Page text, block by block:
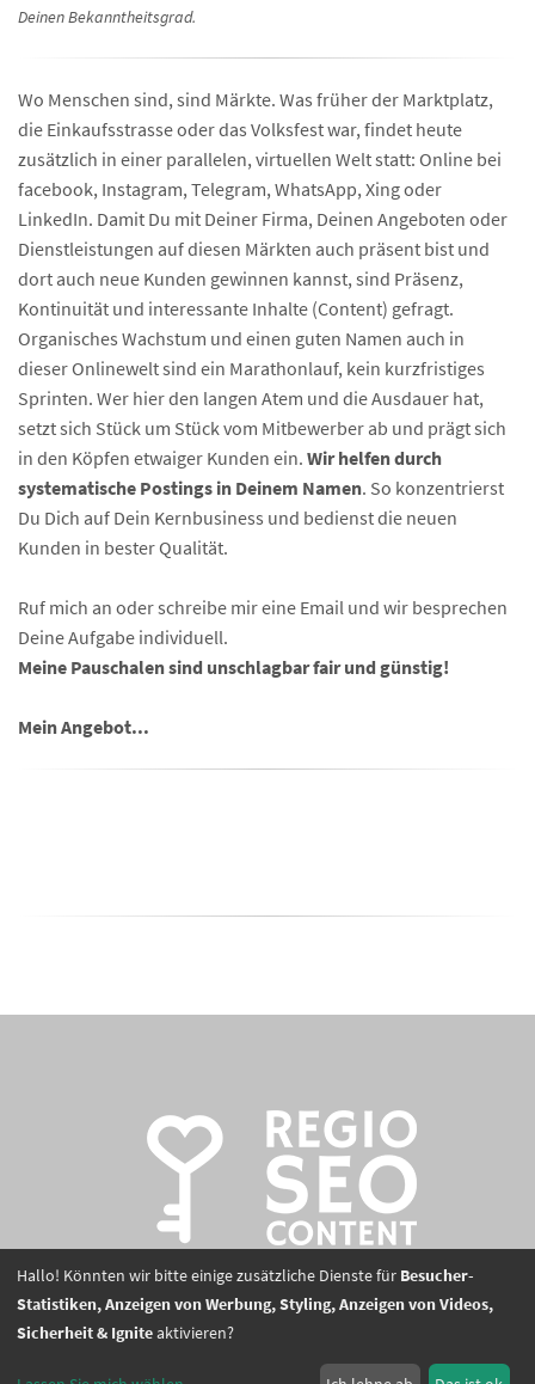
Deinen Bekanntheitsgrad.
Wo Menschen sind, sind Märkte. Was früher der Marktplatz,
die Einkaufsstrasse oder das Volksfest war, findet heute
zusätzlich in einer parallelen, virtuellen Welt statt: Online bei
facebook, Instagram, Telegram, WhatsApp, Xing oder
LinkedIn. Damit Du mit Deiner Firma, Deinen Angeboten oder
Dienstleistungen auf diesen Märkten auch präsent bist und
dort auch neue Kunden gewinnen kannst, sind Präsenz,
Kontinuität und interessante Inhalte (Content) gefragt.
Organisches Wachstum und einen guten Namen auch in
dieser Onlinewelt sind ein Marathonlauf, kein kurzfristiges
Sprinten. Wer hier den langen Atem und die Ausdauer hat,
setzt sich Stück um Stück vom Mitbewerber ab und prägt sich
in den Köpfen etwaiger Kunden ein. Wir helfen durch
systematische Postings in Deinem Namen. So konzentrierst
Du Dich auf Dein Kernbusiness und bedienst die neuen
Kunden in bester Qualität.
Ruf mich an oder schreibe mir eine Email und wir besprechen
Deine Aufgabe individuell.
Meine Pauschalen sind unschlagbar fair und günstig!
Mein Angebot...
Hallo! Könnten wir bitte einige zusätzliche Dienste für Besucher-
Statistiken, Anzeigen von Werbung, Styling, Anzeigen von Videos,
Sicherheit & Igniteaktivieren?